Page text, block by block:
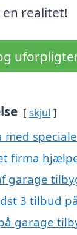
realitet!
skjul
med
firma
garage
3 tilbud
garage